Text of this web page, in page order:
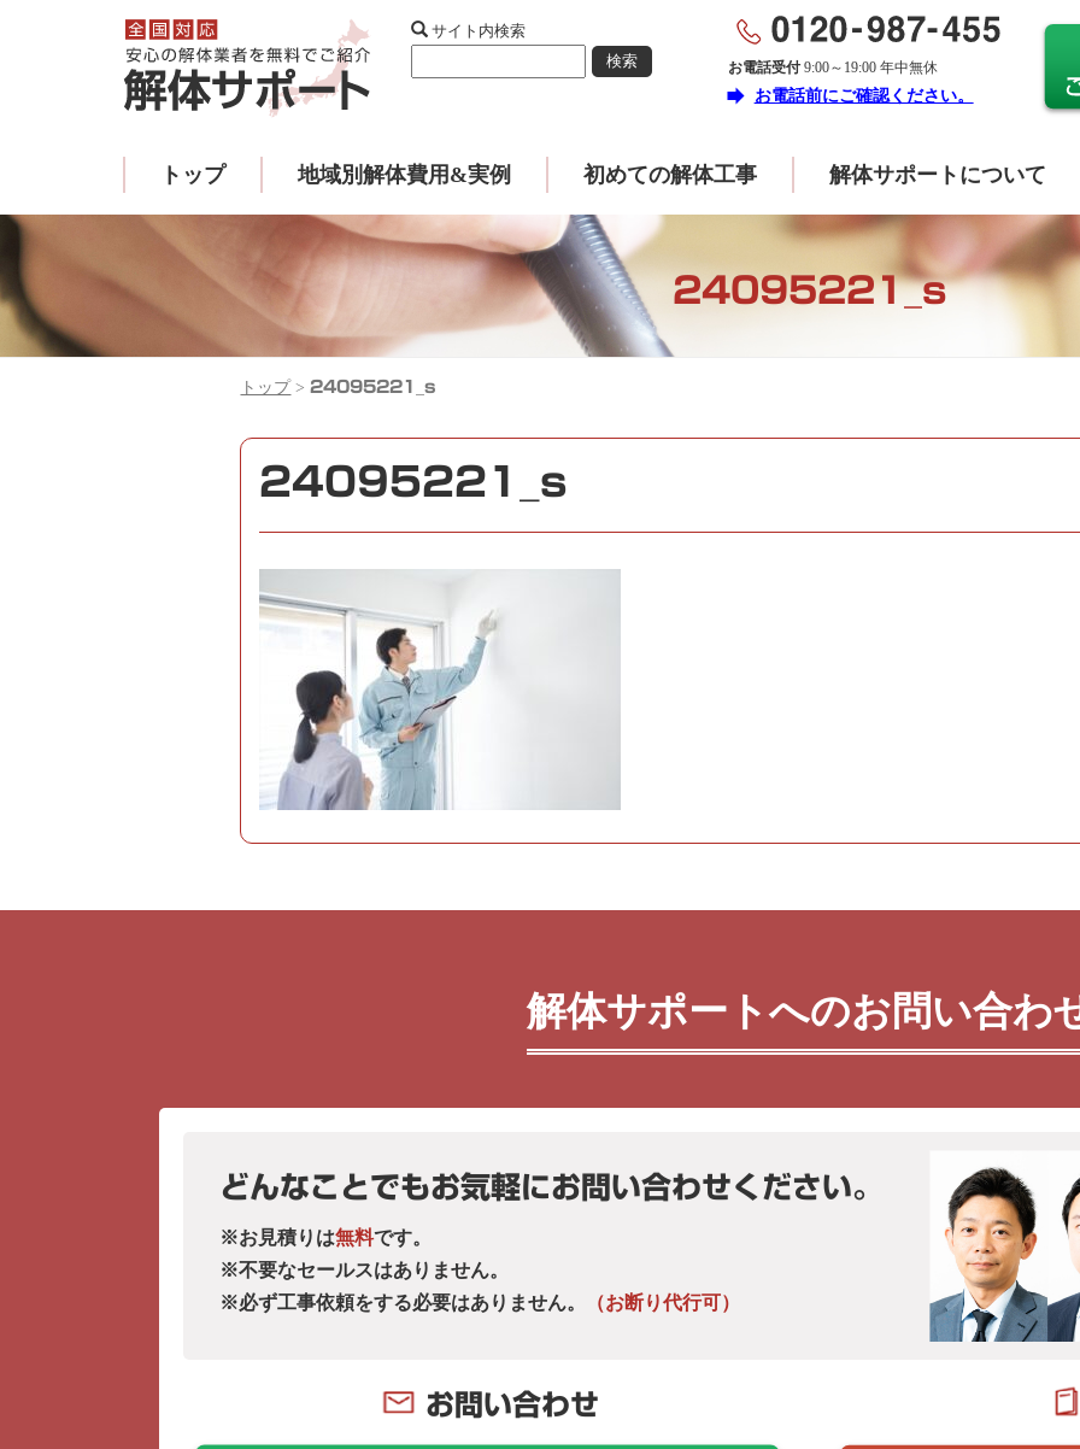
サイト内検索
お電話受付9:00～19:00 年中無休
forward お電話前にご確認ください。
トップ 地域別解体費用&実例 初めての解体工事 解体サポートについて
24095221_s
トップ >24095221_s
24095221_s
解体サポートへのお問い合わ
どんなことでもお気軽にお問い合わせください。
※お見積りは無料です。
※不要なセールスはありません。
※必ず工事依頼をする必要はありません。
（お断り代行可）
お問い合わせ